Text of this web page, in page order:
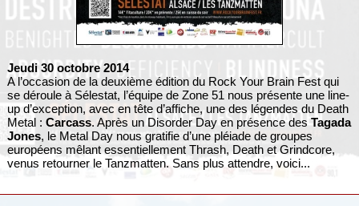
Jeudi 30 octobre 2014
A l’occasion de la deuxième édition du Rock Your Brain Fest qui
se déroule à Sélestat, l’équipe de Zone 51 nous présente une line-
up d’exception, avec en tête d’affiche, une des légendes du Death
Metal : Carcass. Après un Disorder Day en présence desTagada
Jones, le Metal Day nous gratifie d’une pléiade de groupes
européens mêlant essentiellement Thrash, Death et Grindcore,
venus retourner le Tanzmatten. Sans plus attendre, voici...